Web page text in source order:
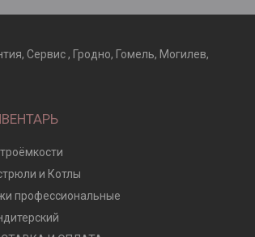
Сервис , Гродно, Гомель, Могилев,
и Котлы
профессиональные